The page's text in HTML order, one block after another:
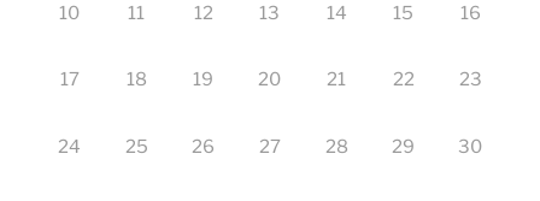
10 11 12 13 14 15 16
17 18 19 20 21 22 23
24 25 26 27 28 29 30